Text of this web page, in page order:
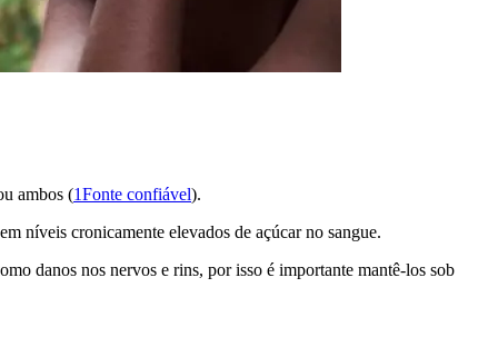
ambos (1Fonte confiável).
níveis cronicamente elevados de açúcar no sangue.
danos nos nervos e rins, por isso é importante mantê-los sob